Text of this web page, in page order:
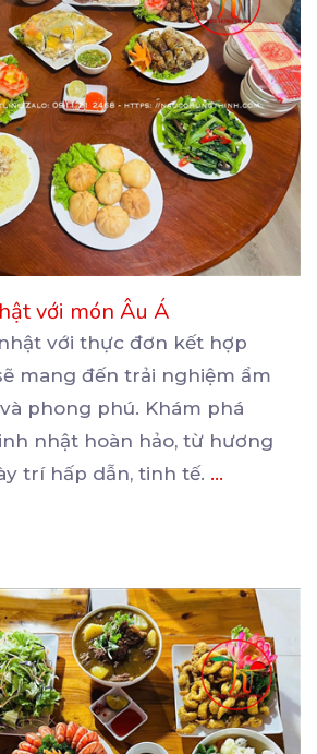
với món Âu Á
với thực đơn kết hợp
mang đến trải nghiệm ẩm
phong phú. Khám phá
nhật hoàn hảo, từ hương
trí hấp dẫn, tinh tế. ...